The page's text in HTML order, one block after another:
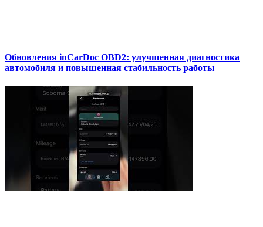
Обновления inCarDoc OBD2: улучшенная диагностика
автомобиля и повышенная стабильность работы